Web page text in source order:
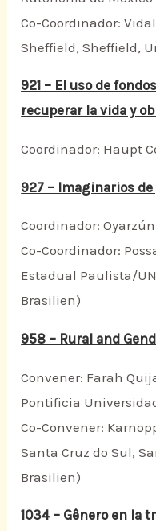
Co-Coordinador:
Sheffield, Sheffield,
921 – El uso de
recuperar la vida y
Coordinador: Haupt
927 – Imaginarios
Coordinador:
Co-Coordinador:
Estadual Paulista/
Brasilien)
958 – Rural and
Convener: Farah
Pontificia
Co-Convener:
Santa Cruz do Sul,
Brasilien)
1034 – Gênero en la